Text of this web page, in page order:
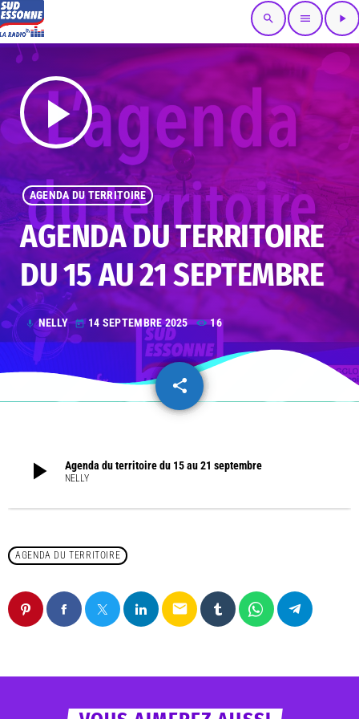
search menu play_arrow
play_arrow
AGENDA DU TERRITOIRE
AGENDA DU TERRITOIRE
DU 15 AU 21 SEPTEMBRE
mic NELLY today 14 SEPTEMBRE 2025 16
share
email
play_arrow Agenda du territoire du 15 au 21 septembre
NELLY
AGENDA DU TERRITOIRE
email